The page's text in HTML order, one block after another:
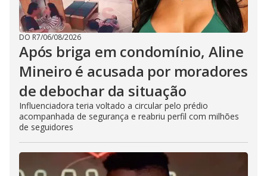
DO R7/06/08/2026
Após briga em condomínio, Aline
Mineiro é acusada por moradores
de debochar da situação
Influenciadora teria voltado a circular pelo prédio
acompanhada de segurança e reabriu perfil com milhões
de seguidores